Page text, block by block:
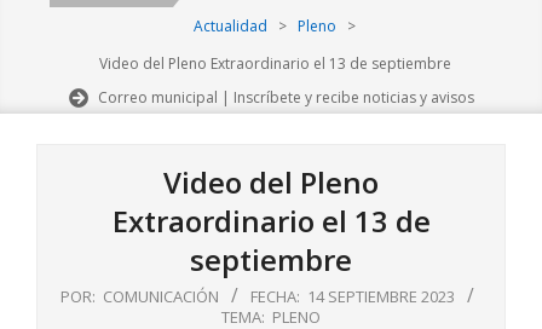
Actualidad
> Pleno
>
Video del Pleno Extraordinario el 13 de septiembre
Correo municipal | Inscríbete y recibe noticias y avisos
Video del Pleno
Extraordinario el 13 de
septiembre
POR: COMUNICACIÓN FECHA: 14 SEPTIEMBRE 2023
TEMA: PLENO